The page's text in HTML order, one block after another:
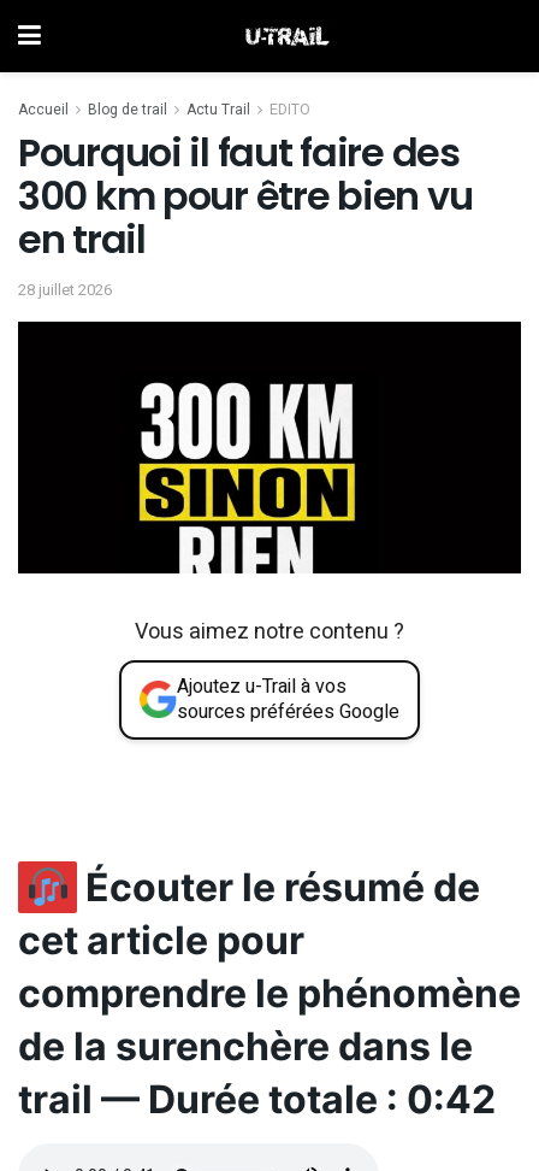
Accueil Blog de trail Actu Trail EDITO
Pourquoi il faut faire des
300 km pour être bien vu
en trail
28 juillet 2026
Vous aimez notre contenu ?
Ajoutez u-Trail à vos
sources préférées Google
Écouter le résumé de
cet article pour
comprendre le phénomène
de la surenchère dans le
trail — Durée totale : 0:42